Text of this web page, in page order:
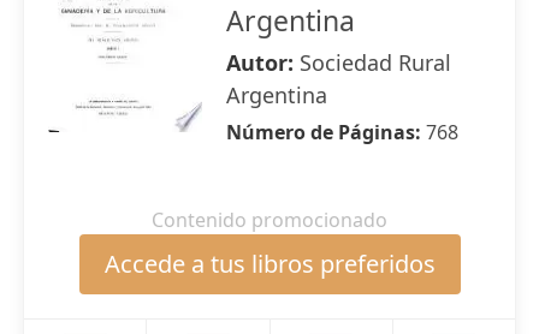
Argentina
Autor: Sociedad Rural
Argentina
Número de Páginas: 768
Contenido promocionado
Accede a tus libros preferidos